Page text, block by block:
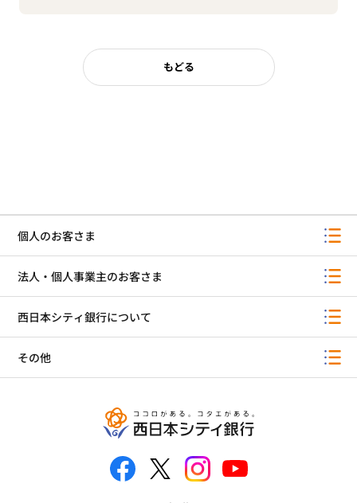
もどる
個人のお客さま
法人・個人事業主のお客さま
西日本シティ銀行について
その他